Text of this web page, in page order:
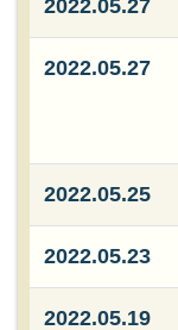
2022.05.27
2022.05.27
2022.05.25
2022.05.23
2022.05.19